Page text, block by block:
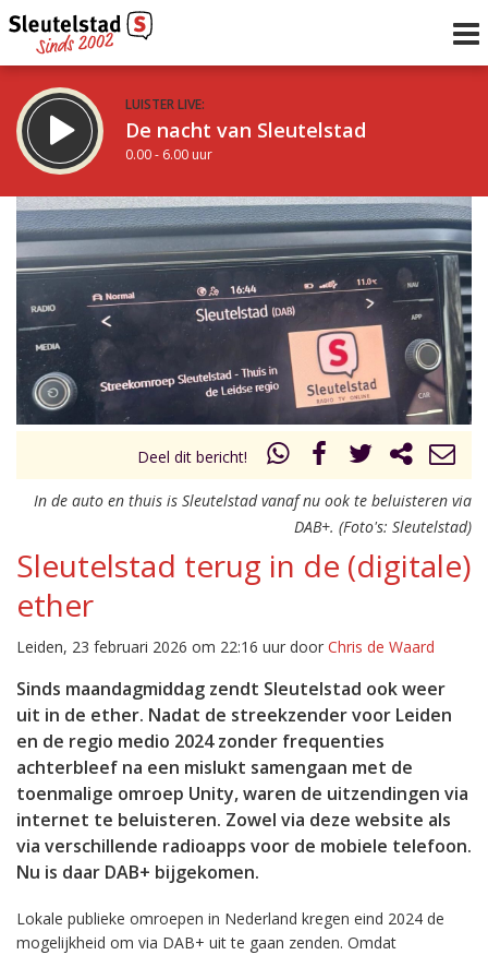
LUISTER LIVE:
De nacht van Sleutelstad
0.00 - 6.00 uur
STRAKS:
De ochtend van Sleutelstad
6.00 - 12.00 uur
Vorig uur
uur 1 van 0 Volgend uur
Deel dit bericht!
In de auto en thuis is Sleutelstad vanaf nu ook te beluisteren via
DAB+. (Foto's: Sleutelstad)
Sleutelstad terug in de (digitale)
ether
Leiden, 23 februari 2026 om 22:16 uur door Chris de Waard
Sinds maandagmiddag zendt Sleutelstad ook weer
uit in de ether. Nadat de streekzender voor Leiden
en de regio medio 2024 zonder frequenties
achterbleef na een mislukt samengaan met de
toenmalige omroep Unity, waren de uitzendingen via
internet te beluisteren. Zowel via deze website als
via verschillende radioapps voor de mobiele telefoon.
Nu is daar DAB+ bijgekomen.
Lokale publieke omroepen in Nederland kregen eind 2024 de
mogelijkheid om via DAB+ uit te gaan zenden. Omdat